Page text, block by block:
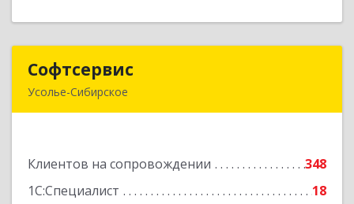
Софтсервис
Усолье-Сибирское
Клиентов на сопровождении
348
1С:Специалист
18
Подробнее